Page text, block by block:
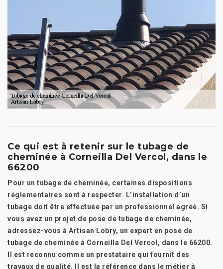
Ce qui est à retenir sur le tubage de
cheminée à Corneilla Del Vercol, dans le
66200
Pour un tubage de cheminée, certaines dispositions
réglementaires sont à respecter. L’installation d’un
tubage doit être effectuée par un professionnel agréé. Si
vous avez un projet de pose de tubage de cheminée,
adressez-vous à Artisan Lobry, un expert en pose de
tubage de cheminée à Corneilla Del Vercol, dans le 66200.
Il est reconnu comme un prestataire qui fournit des
travaux de qualité. Il est la référence dans le métier à